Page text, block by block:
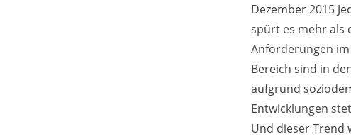
Dezember 2015
spürt es mehr als
Anforderungen
Bereich sind in
aufgrund
Entwicklungen
Und dieser Trend